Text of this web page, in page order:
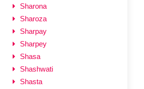
Sharona
Sharoza
Sharpay
Sharpey
Shasa
Shashwati
Shasta